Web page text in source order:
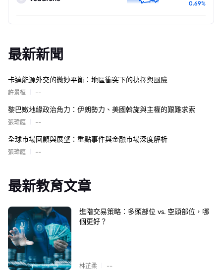
0.69%
最新新聞
卡達能源外交的微妙平衡：地區衝突下的抉擇與風險
許景桓 --
黎巴嫩地緣政治角力：伊朗勢力、美國斡旋與主權的艱難求索
張瑋庭 --
全球市場回顧與展望：重點事件與金融市場深度解析
張瑋庭 --
最新教育文章
進階交易策略：多頭部位 vs. 空頭部位，哪
個更好？
林芷柔 --